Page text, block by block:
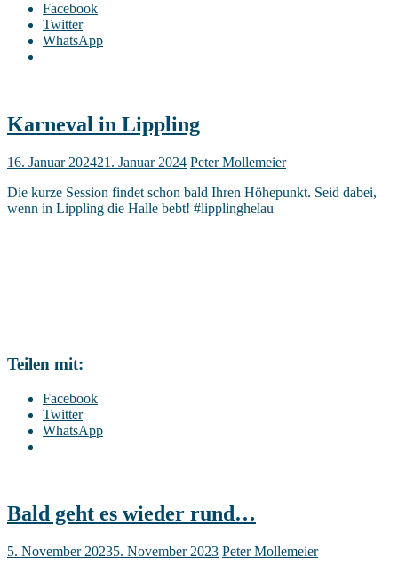
Facebook
Twitter
WhatsApp
Karneval in Lippling
16. Januar 202421. Januar 2024 Peter Mollemeier
Die kurze Session findet schon bald Ihren Höhepunkt. Seid dabei,
wenn in Lippling die Halle bebt! #lipplinghelau
Teilen mit:
Facebook
Twitter
WhatsApp
Bald geht es wieder rund…
5. November 20235. November 2023 Peter Mollemeier